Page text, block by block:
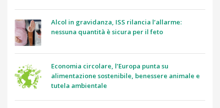
Alcol in gravidanza, ISS rilancia l’allarme:
nessuna quantità è sicura per il feto
Economia circolare, l’Europa punta su
alimentazione sostenibile, benessere animale e
tutela ambientale